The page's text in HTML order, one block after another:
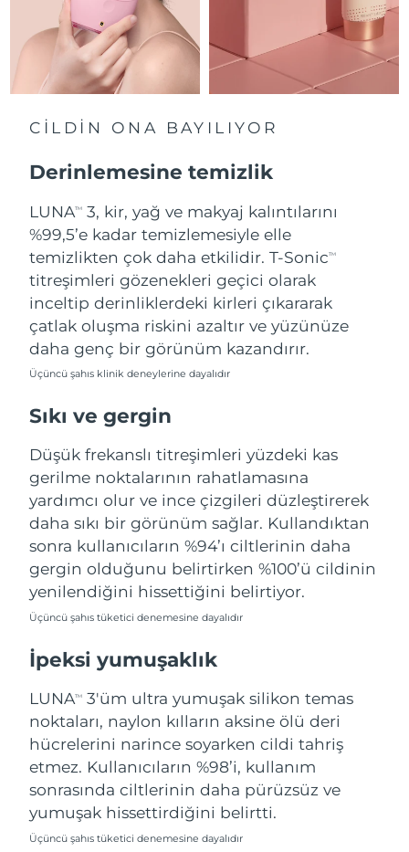
CİLDİN ONA BAYILIYOR
Derinlemesine temizlik
LUNATM
3, kir, yağ ve makyaj kalıntılarını
%99,5’e kadar temizlemesiyle elle
temizlikten çok daha etkilidir. T-SonicTM
titreşimleri gözenekleri geçici olarak
inceltip derinliklerdeki kirleri çıkararak
çatlak oluşma riskini azaltır ve yüzünüze
daha genç bir görünüm kazandırır.
Üçüncü şahıs klinik deneylerine dayalıdır
Sıkı ve gergin
Düşük frekanslı titreşimleri yüzdeki kas
gerilme noktalarının rahatlamasına
yardımcı olur ve ince çizgileri düzleştirerek
daha sıkı bir görünüm sağlar. Kullandıktan
sonra kullanıcıların %94’ı ciltlerinin daha
gergin olduğunu belirtirken %100’ü cildinin
yenilendiğini hissettiğini belirtiyor.
Üçüncü şahıs tüketici denemesine dayalıdır
İpeksi yumuşaklık
LUNATM
3'üm ultra yumuşak silikon temas
noktaları, naylon kılların aksine ölü deri
hücrelerini narince soyarken cildi tahriş
etmez. Kullanıcıların %98’i, kullanım
sonrasında ciltlerinin daha pürüzsüz ve
yumuşak hissettirdiğini belirtti.
Üçüncü şahıs tüketici denemesine dayalıdır
Slovakya Tahmini teslim tarihi8/9/26
Slovenya Tahmini teslim tarihi8/9/26
Güney Afrika Tahmini teslim tarihi
Güney Kore Tahmini teslim tarihi
İspanya Tahmini teslim tarihi
İsveç Tahmini teslim tarihi
İsviçre Tahmini teslim tarihi
Tayvan Tahmini teslim tarihi
Tayland Tahmini teslim tarihi
Türkiye
Birleşik Arap
Emirlikleri
Tahmini teslim tarihi
Birleşik Krallık Tahmini teslim tarihi8/9/26
Amerika Birleşik
Devletleri
Vietnam